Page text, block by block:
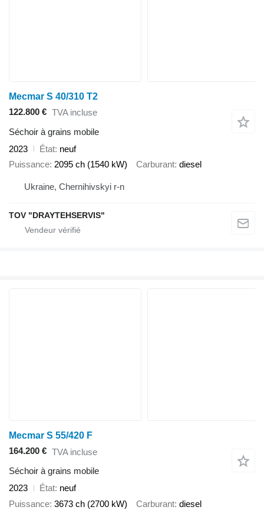
Mecmar S 40/310 T2
122.800 € TVA incluse
Séchoir à grains mobile
2023
État neuf
Puissance 2095 ch (1540 kW) Carburant diesel
Ukraine, Chernihivskyi r-n
TOV "DRAYTEHSERVIS"
Mecmar S 55/420 F
164.200 € TVA incluse
Séchoir à grains mobile
2023
État neuf
Puissance 3673 ch (2700 kW) Carburant diesel